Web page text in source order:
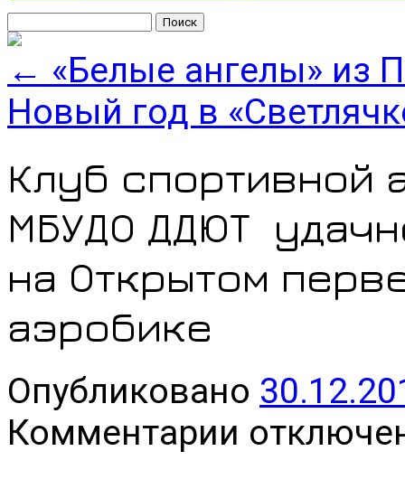
← «Белые ангелы» из
Новый год в
Клуб спортивной
МБУДО ДДЮТ
на Открытом
аэробике
Опубликовано
Комментарии
записи